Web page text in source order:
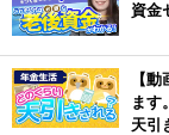
資金
【
ます
天引